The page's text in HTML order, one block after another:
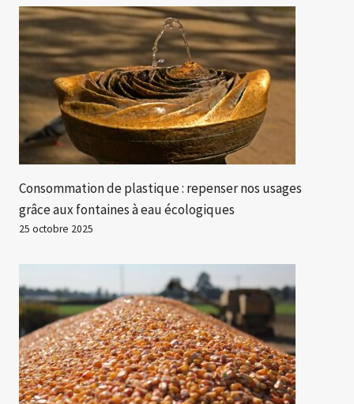
Consommation de plastique : repenser nos usages
grâce aux fontaines à eau écologiques
25 octobre 2025